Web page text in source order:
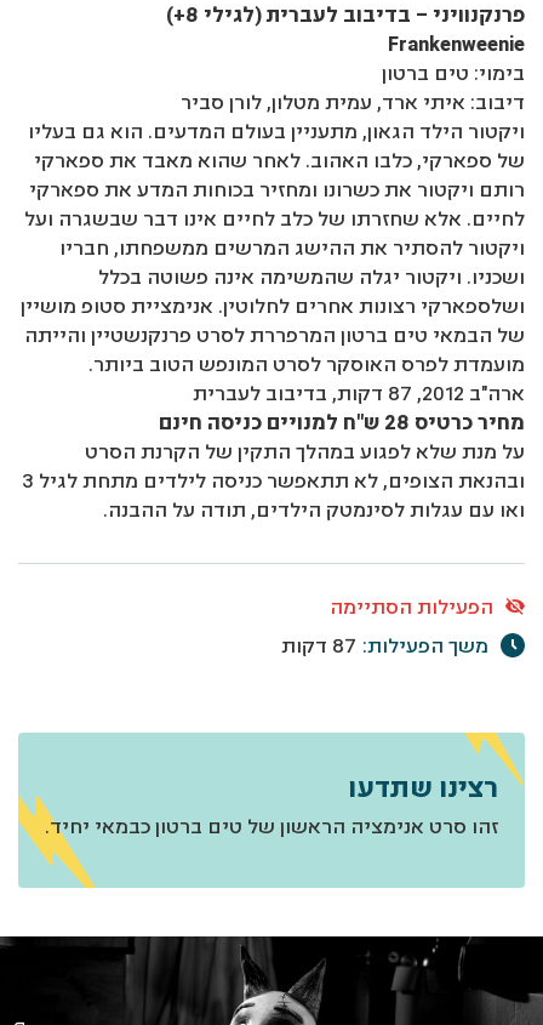
פרנקנוויני – בדיבוב לעברית (לגילי 8+)
Frankenweenie
בימוי: טים ברטון
דיבוב: איתי ארד, עמית מטלון, לורן סביר
ויקטור הילד הגאון, מתעניין בעולם המדעים. הוא גם בעליו
של ספארקי, כלבו האהוב. לאחר שהוא מאבד את ספארקי
רותם ויקטור את כשרונו ומחזיר בכוחות המדע את ספארקי
לחיים. אלא שחזרתו של כלב לחיים אינו דבר שבשגרה ועל
ויקטור להסתיר את ההישג המרשים ממשפחתו, חבריו
ושכניו. ויקטור יגלה שהמשימה אינה פשוטה בכלל
ושלספארקי רצונות אחרים לחלוטין. אנימציית סטופ מושיין
של הבמאי טים ברטון המרפררת לסרט פרנקנשטיין והייתה
מועמדת לפרס האוסקר לסרט המונפש הטוב ביותר.
ארה"ב 2012, 87 דקות, בדיבוב לעברית
מחיר כרטיס 28 ש"ח למנויים כניסה חינם
על מנת שלא לפגוע במהלך התקין של הקרנת הסרט
ובהנאת הצופים, לא תתאפשר כניסה לילדים מתחת לגיל 3
ואו עם עגלות לסינמטק הילדים, תודה על ההבנה.
הפעילות הסתיימה
משך הפעילות: 87 דקות
רצינו שתדעו
זהו סרט אנימציה הראשון של טים ברטון כבמאי יחיד.